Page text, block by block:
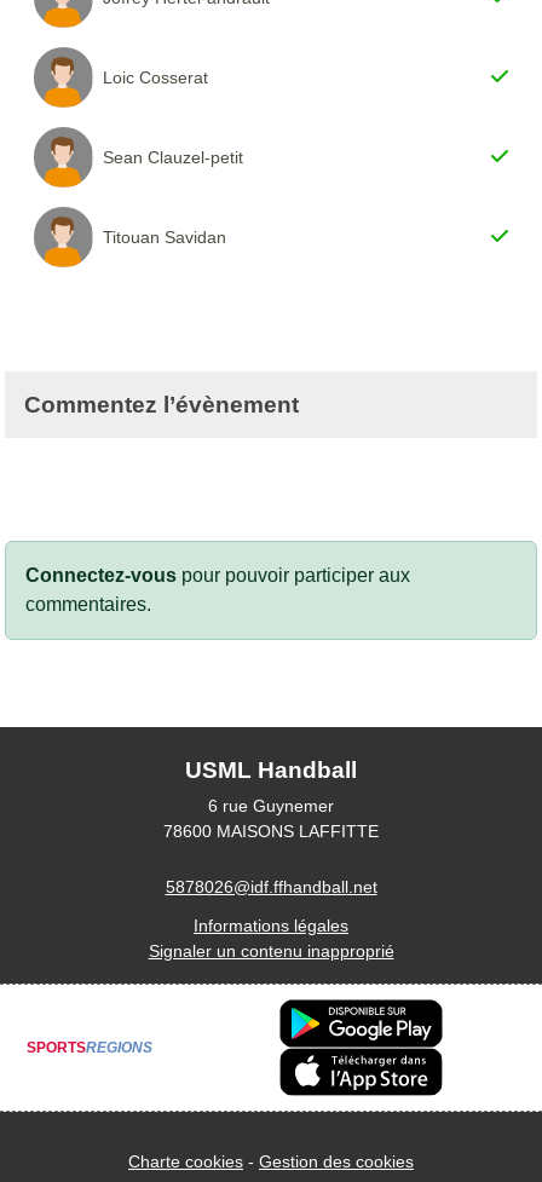
Loic Cosserat
Sean Clauzel-petit
Titouan Savidan
Commentez l’évènement
Connectez-vous pour pouvoir participer aux
commentaires.
USML Handball
6 rue Guynemer
78600 MAISONS LAFFITTE
5878026@idf.ffhandball.net
Informations légales
Signaler un contenu inapproprié
SPORTSREGIONS
Charte cookies Gestion des cookies